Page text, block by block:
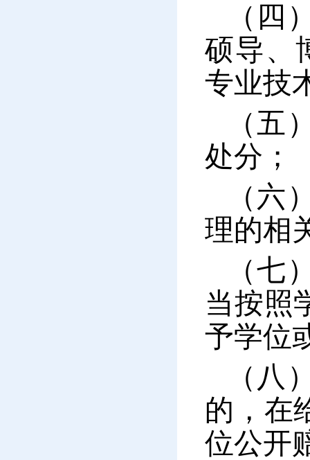
（四
硕导、
专业技
（五
处分；
（六
理的相
（七
当按照
予学位
（八
的，在
位公开